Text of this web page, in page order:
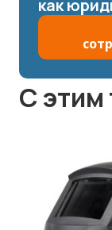
как
C